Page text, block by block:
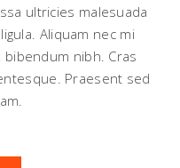
ultricies malesuada
Aliquam nec mi
nibh. Cras
Praesent sed